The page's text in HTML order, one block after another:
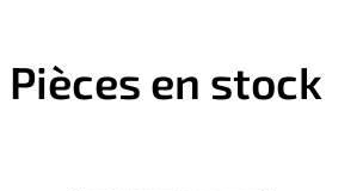
Pièces en stock